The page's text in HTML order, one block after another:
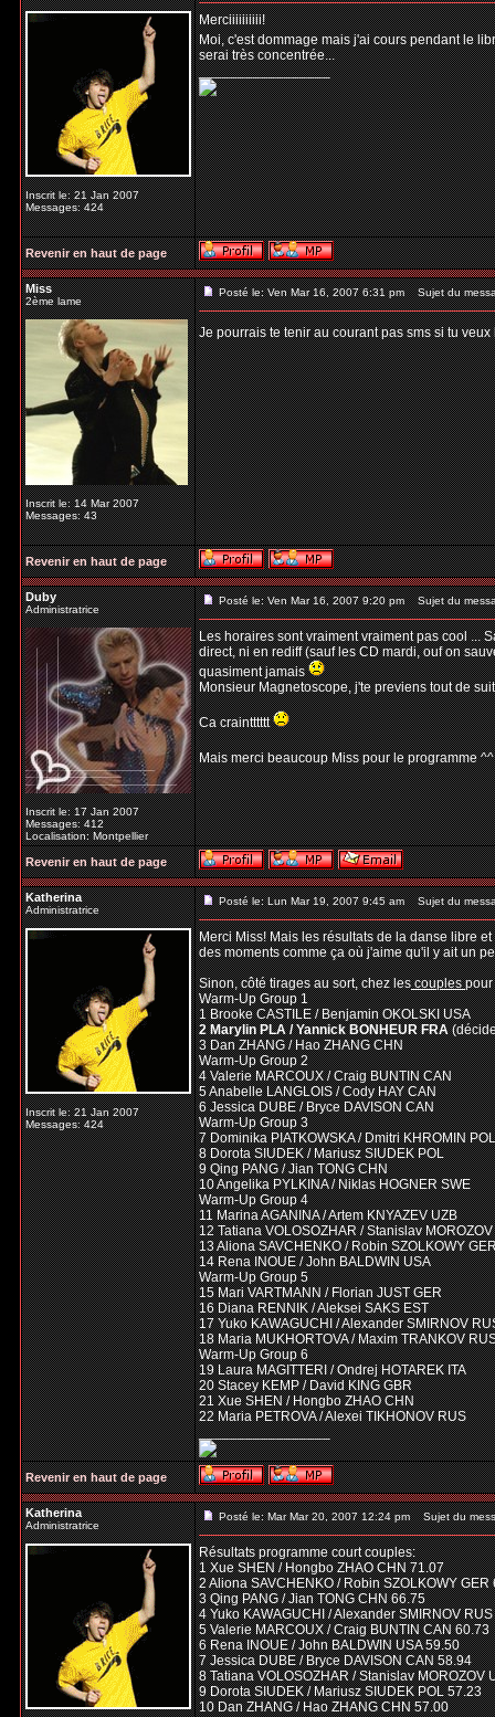
Inscrit le: 21 Jan 2007
Messages: 424
Merciiiiiiiiii!
Moi, c'est dommage mais j'ai cours pendant le
serai très concentrée...
_________________
Revenir en haut de page
Miss
2ème lame
Inscrit le: 14 Mar 2007
Messages: 43
Posté le: Ven Mar 16, 2007 6:31 pm Sujet du
Je pourrais te tenir au courant pas sms si tu
Revenir en haut de page
Duby
Administratrice
Inscrit le: 17 Jan 2007
Messages: 412
Localisation: Montpellier
Posté le: Ven Mar 16, 2007 9:20 pm Sujet du
Les horaires sont vraiment vraiment pas cool ...
direct, ni en rediff (sauf les CD mardi, ouf on
quasiment jamais
Monsieur Magnetoscope, j'te previens tout de
Ca craintttttt
Mais merci beaucoup Miss pour le programme
Revenir en haut de page
Katherina
Administratrice
Inscrit le: 21 Jan 2007
Messages: 424
Posté le: Lun Mar 19, 2007 9:45 am Sujet du
Merci Miss! Mais les résultats de la danse libre
des moments comme ça où j'aime qu'il y ait un
Sinon, côté tirages au sort, chez lescouplespour
Warm-Up Group 1
1 Brooke CASTILE / Benjamin OKOLSKI USA
2 Marylin PLA / Yannick BONHEUR FRA
3 Dan ZHANG / Hao ZHANG CHN
Warm-Up Group 2
4 Valerie MARCOUX / Craig BUNTIN CAN
5 Anabelle LANGLOIS / Cody HAY CAN
6 Jessica DUBE / Bryce DAVISON CAN
Warm-Up Group 3
7 Dominika PIATKOWSKA / Dmitri KHROMIN POL
8 Dorota SIUDEK / Mariusz SIUDEK POL
9 Qing PANG / Jian TONG CHN
10 Angelika PYLKINA / Niklas HOGNER SWE
Warm-Up Group 4
11 Marina AGANINA / Artem KNYAZEV UZB
12 Tatiana VOLOSOZHAR / Stanislav
13 Aliona SAVCHENKO / Robin SZOLKOWY
14 Rena INOUE / John BALDWIN USA
Warm-Up Group 5
15 Mari VARTMANN / Florian JUST GER
16 Diana RENNIK / Aleksei SAKS EST
17 Yuko KAWAGUCHI / Alexander SMIRNOV
18 Maria MUKHORTOVA / Maxim TRANKOV
Warm-Up Group 6
19 Laura MAGITTERI / Ondrej HOTAREK ITA
20 Stacey KEMP / David KING GBR
21 Xue SHEN / Hongbo ZHAO CHN
22 Maria PETROVA / Alexei TIKHONOV RUS
_________________
Revenir en haut de page
Katherina
Administratrice
Posté le: Mar Mar 20, 2007 12:24 pm Sujet du
Résultats programme court couples:
1 Xue SHEN / Hongbo ZHAO CHN 71.07
2 Aliona SAVCHENKO / Robin SZOLKOWY GER
3 Qing PANG / Jian TONG CHN 66.75
4 Yuko KAWAGUCHI / Alexander SMIRNOV
5 Valerie MARCOUX / Craig BUNTIN CAN 60.73
6 Rena INOUE / John BALDWIN USA 59.50
7 Jessica DUBE / Bryce DAVISON CAN 58.94
8 Tatiana VOLOSOZHAR / Stanislav MOROZOV
9 Dorota SIUDEK / Mariusz SIUDEK POL 57.23
10 Dan ZHANG / Hao ZHANG CHN 57.00